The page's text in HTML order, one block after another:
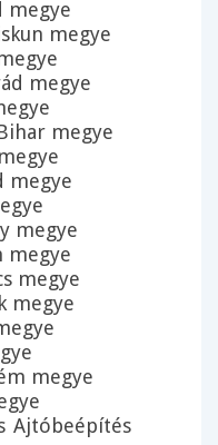
megye
megye
megye
megye
megye
megye
megye
megye
megye
megye
Ajtóbeépítés